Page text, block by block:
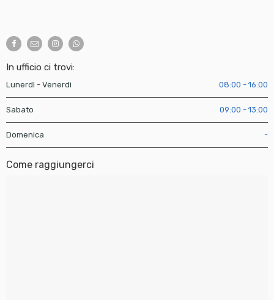
In ufficio ci trovi:
Lunerdì - Venerdì 08:00 - 16:00
Sabato 09:00 - 13:00
Domenica -
Come raggiungerci